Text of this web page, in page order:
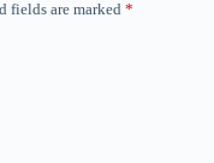
fields are marked *